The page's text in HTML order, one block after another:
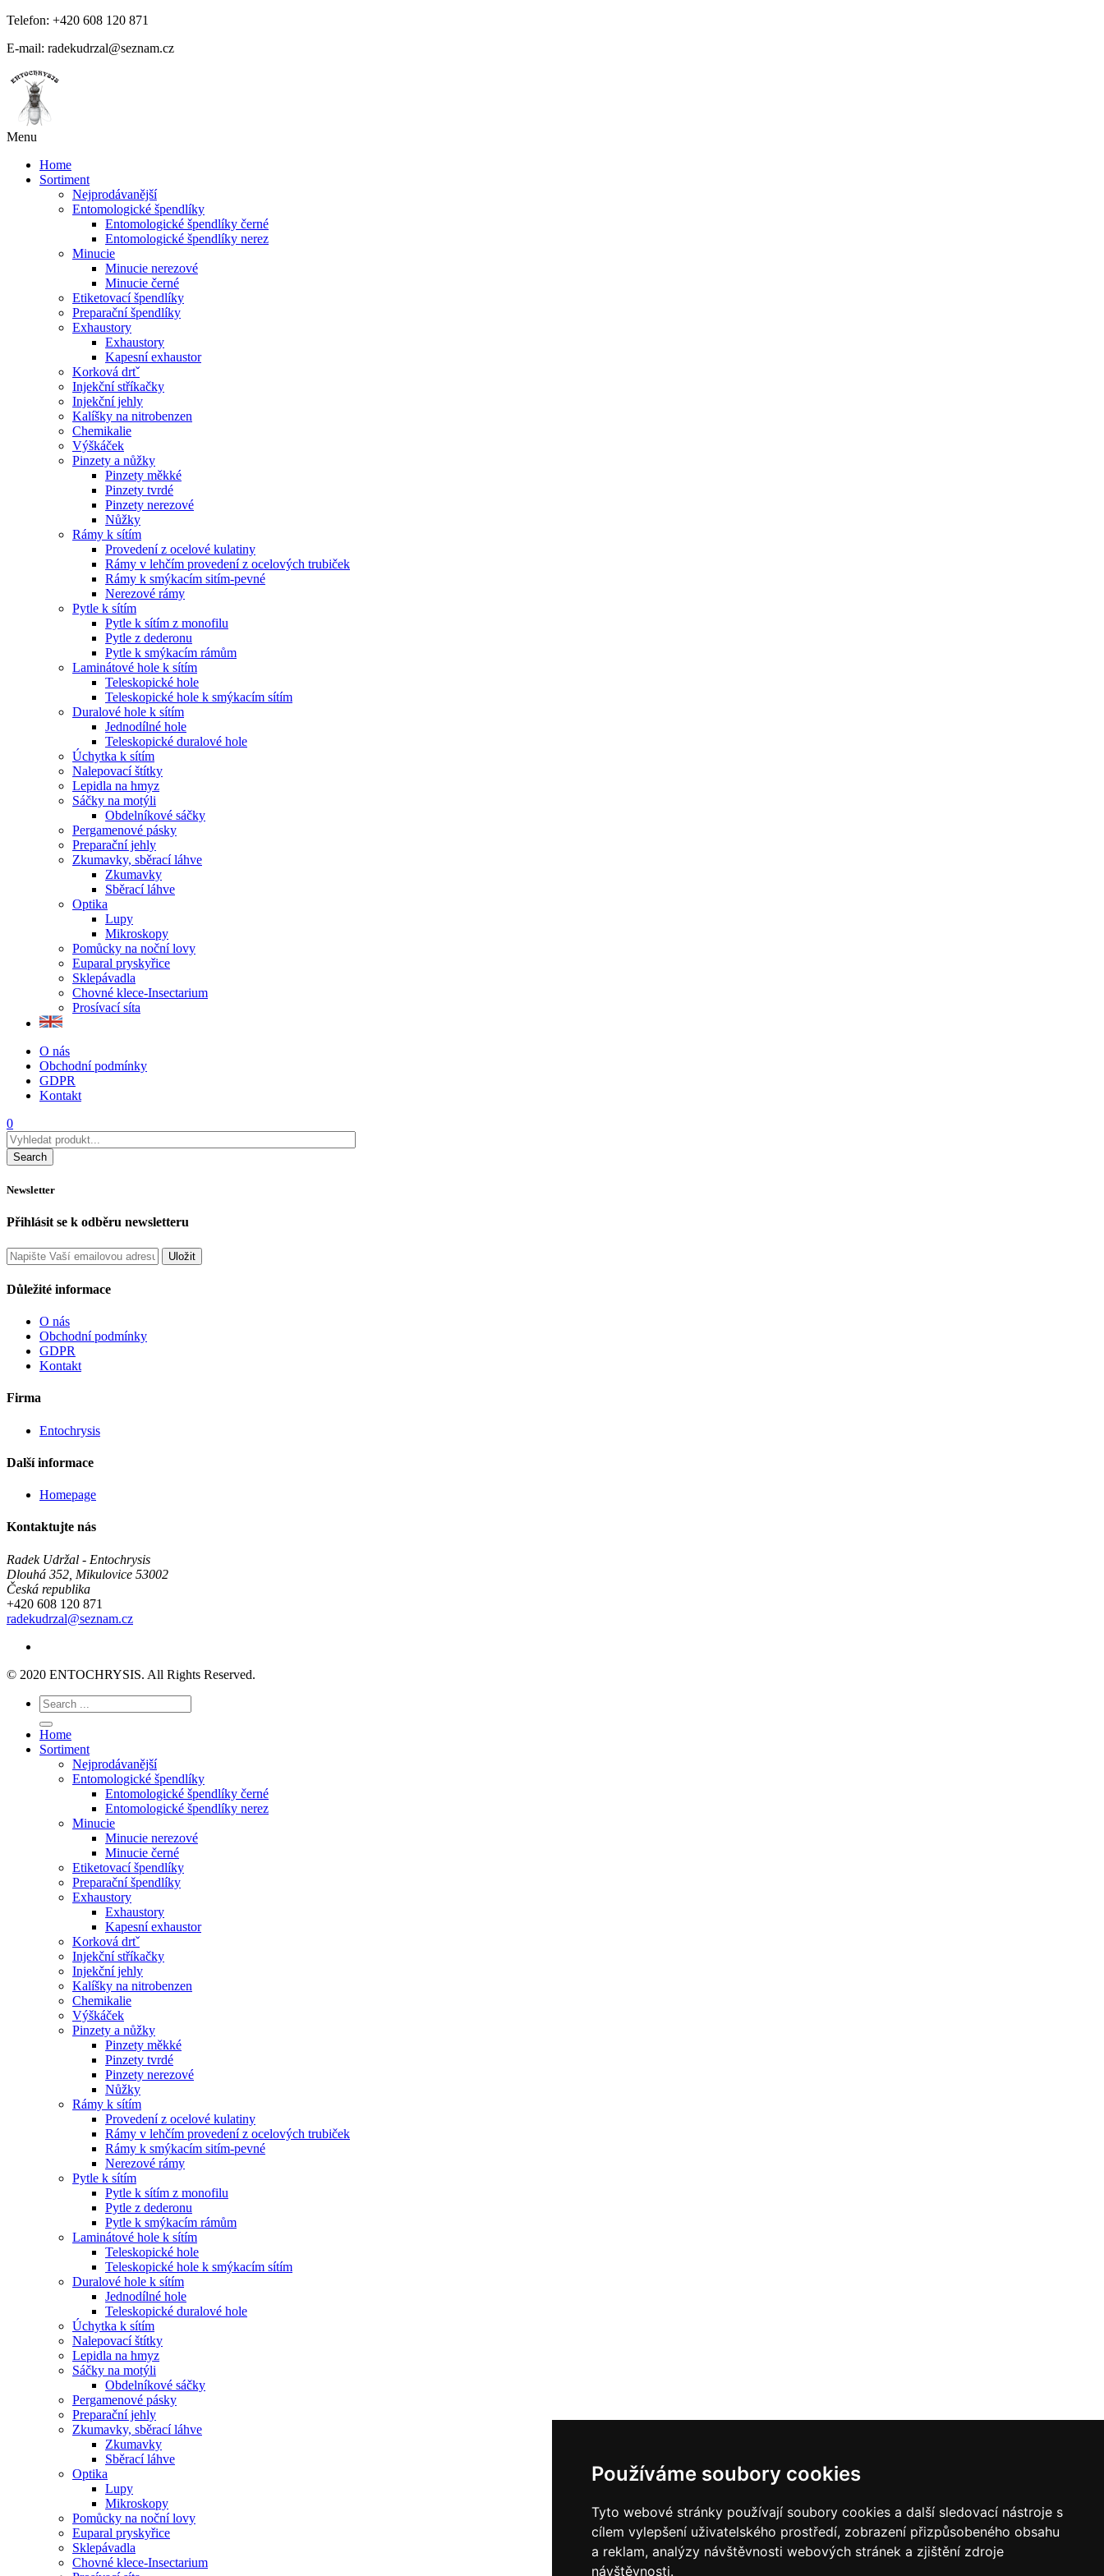
Používáme soubory cookies
Tyto webové stránky používají soubory cookies a další sledovací nástroje s
cílem vylepšení uživatelského prostředí, zobrazení přizpůsobeného obsahu
a reklam, analýzy návštěvnosti webových stránek a zjištění zdroje
návštěvnosti.
Telefon: +420 608 120 871
E-mail: radekudrzal@seznam.cz
Menu
Home
Sortiment
Nejprodávanější
Entomologické špendlíky
Entomologické špendlíky černé
Entomologické špendlíky nerez
Minucie
Minucie nerezové
Minucie černé
Etiketovací špendlíky
Preparační špendlíky
Exhaustory
Exhaustory
Kapesní exhaustor
Korková drtˇ
Injekční stříkačky
Injekční jehly
Kalíšky na nitrobenzen
Chemikalie
Výškáček
Pinzety a nůžky
Pinzety měkké
Pinzety tvrdé
Pinzety nerezové
Nůžky
Rámy k sítím
Provedení z ocelové kulatiny
Rámy v lehčím provedení z ocelových trubiček
Rámy k smýkacím sitím-pevné
Nerezové rámy
Pytle k sítím
Pytle k sítím z monofilu
Pytle z dederonu
Pytle k smýkacím rámům
Laminátové hole k sítím
Teleskopické hole
Teleskopické hole k smýkacím sítím
Duralové hole k sítím
Jednodílné hole
Teleskopické duralové hole
Úchytka k sítím
Nalepovací štítky
Lepidla na hmyz
Sáčky na motýli
Obdelníkové sáčky
Pergamenové pásky
Preparační jehly
Zkumavky, sběrací láhve
Zkumavky
Sběrací láhve
Optika
Lupy
Mikroskopy
Pomůcky na noční lovy
Euparal pryskyřice
Sklepávadla
Chovné klece-Insectarium
Prosívací síta
O nás
Obchodní podmínky
GDPR
Kontakt
0
Search
Newsletter
Přihlásit se k odběru newsletteru
Uložit
Důležité informace
O nás
Obchodní podmínky
GDPR
Kontakt
Firma
Entochrysis
Další informace
Homepage
Kontaktujte nás
Radek Udržal - Entochrysis
Dlouhá 352, Mikulovice 53002
Česká republika
+420 608 120 871
radekudrzal@seznam.cz
© 2020 ENTOCHRYSIS. All Rights Reserved.
Home
Sortiment
Nejprodávanější
Entomologické špendlíky
Entomologické špendlíky černé
Entomologické špendlíky nerez
Minucie
Minucie nerezové
Minucie černé
Etiketovací špendlíky
Preparační špendlíky
Exhaustory
Exhaustory
Kapesní exhaustor
Korková drtˇ
Injekční stříkačky
Injekční jehly
Kalíšky na nitrobenzen
Chemikalie
Výškáček
Pinzety a nůžky
Pinzety měkké
Pinzety tvrdé
Pinzety nerezové
Nůžky
Rámy k sítím
Provedení z ocelové kulatiny
Rámy v lehčím provedení z ocelových trubiček
Rámy k smýkacím sitím-pevné
Nerezové rámy
Pytle k sítím
Pytle k sítím z monofilu
Pytle z dederonu
Pytle k smýkacím rámům
Laminátové hole k sítím
Teleskopické hole
Teleskopické hole k smýkacím sítím
Duralové hole k sítím
Jednodílné hole
Teleskopické duralové hole
Úchytka k sítím
Nalepovací štítky
Lepidla na hmyz
Sáčky na motýli
Obdelníkové sáčky
Pergamenové pásky
Preparační jehly
Zkumavky, sběrací láhve
Zkumavky
Sběrací láhve
Optika
Lupy
Mikroskopy
Pomůcky na noční lovy
Euparal pryskyřice
Sklepávadla
Chovné klece-Insectarium